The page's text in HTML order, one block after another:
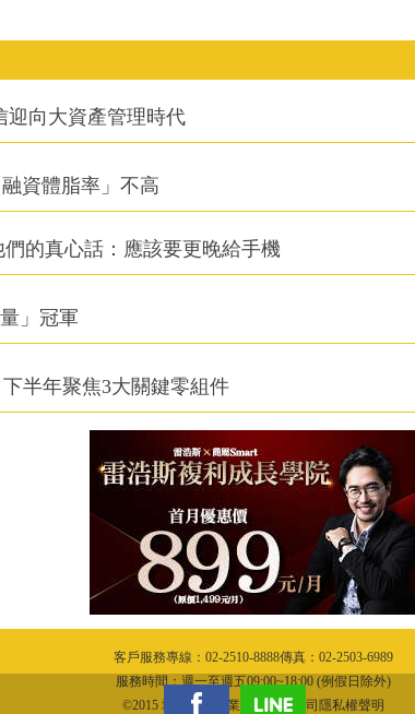
迎向大資產管理時代
資體脂率」不高
的真心話：應該要更晚給手機
」冠軍
半年聚焦3大關鍵零組件
客戶服務專線：02-2510-8888傳真：02-2503-6989
服務時間：週一至週五09:00~18:00 (例假日除外)
©2015 城邦文化事業股份有限公司隱私權聲明